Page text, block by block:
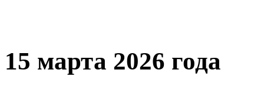
15 марта 2026 года